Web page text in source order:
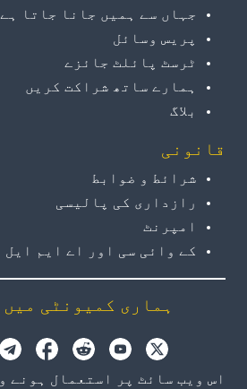
جہاں سے ہمیں جانا جاتا ہے
پریس وسائل
ٹرسٹ پائلٹ جائزے
ہمارے ساتھ شراکت کریں
بلاگ
قانونی
شرائط و ضوابط
رازداری کی پالیسی
امپرنٹ
کے وائی سی اور اے ایم ایل
ہماری کمیونٹی
اس ویب سائٹ پر استعمال ہونے